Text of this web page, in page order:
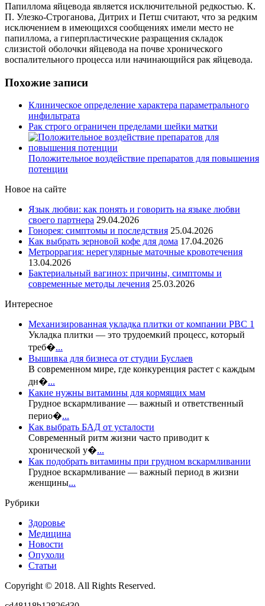
Папиллома яйцевода является исключительной редкостью. К.
П. Улезко-Строганова, Дитрих и Петш считают, что за редким
исключением в имеющихся сообщениях имели место не
папиллома, а гиперпластические разращения складок
слизистой оболочки яйцевода на почве хронического
воспалительного процесса или начинающийся рак яйцевода.
Похожие записи
Клиническое определение характера параметрального
инфильтрата
Рак строго ограничен пределами шейки матки
Положительное воздействие препаратов для повышения
потенции
Новое на сайте
Язык любви: как понять и говорить на языке любви
своего партнера 29.04.2026
Гонорея: симптомы и последствия 25.04.2026
Как выбрать зерновой кофе для дома 17.04.2026
Метроррагия: нерегулярные маточные кровотечения
13.04.2026
Бактериальный вагиноз: причины, симптомы и
современные методы лечения 25.03.2026
Интересное
Механизированная укладка плитки от компании РВС 1
Укладка плитки — это трудоемкий процесс, который
треб�...
Вышивка для бизнеса от студии Буслаев
В современном мире, где конкуренция растет с каждым
дн�...
Какие нужны витамины для кормящих мам
Грудное вскармливание — важный и ответственный
перио�...
Как выбрать БАД от усталости
Современный ритм жизни часто приводит к
хронической у�...
Как подобрать витамины при грудном вскармливании
Грудное вскармливание — важный период в жизни
женщины...
Рубрики
Здоровье
Медицина
Новости
Опухоли
Статьи
Copyright © 2018. All Rights Reserved.